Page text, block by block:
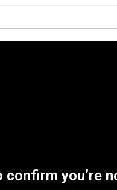
confirm you’re